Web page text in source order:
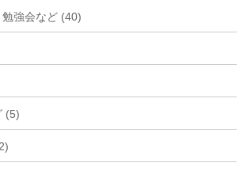
強会など (40)
(5)